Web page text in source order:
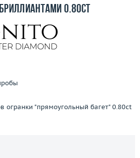
Заказать звонок
0.80ct
огранки "прямоугольный багет" 0.80ct